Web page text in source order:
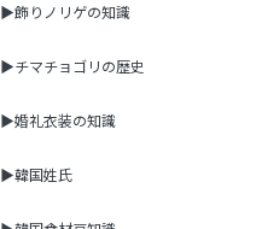
▶飾りノリゲの知識
▶チマチョゴリの歴史
▶婚礼衣装の知識
▶韓国姓氏